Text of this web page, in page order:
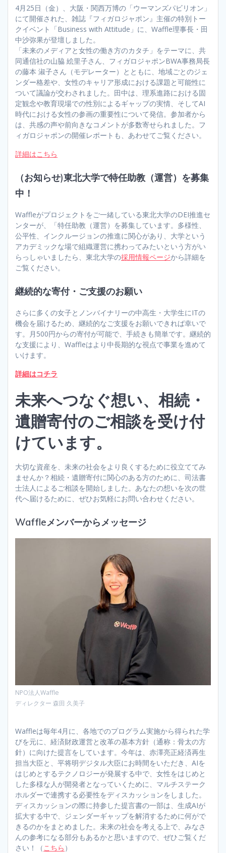
4月25日（金）、大阪・関西万博の「ウーマンズパビリオン」
にて開催された、雑誌『フィガロジャポン』主催の特別トー
クイベント「Business with Attitude」に、Waffle理事長・田
中沙弥果が登壇しました。
「未来のメディアと女性の働き方のカタチ」をテーマに、共
同通信社の山脇 絵里子さん、フィガロジャポンBWA事務局長
の藤本 淑子さん（モデレーター）とともに、地域ごとのジェ
ンダー格差や、女性のキャリア形成における課題と可能性に
ついて議論が交わされました。田中は、理系進路における固
定観念や教育現場での性別によるギャップの実情、そしてAI
時代における女性の参画の重要性について発信。参加者から
は、共感の声や前向きなコメントが多数寄せられました。フ
ィガロジャポンの開催レポートも、あわせてご覧ください。
詳細はこちら
（お知らせ)東北大学で特任助教（運営）を募集
中！
Waffleがプロジェクトをご一緒している東北大学のDEI推進セ
ンターが、「特任助教（運営）を募集しています。多様性、
公平性、インクルージョンの推進に関心があり、大学という
アカデミックな場で組織運営に携わってみたいという方がい
らっしゃいましたら、東北大学の採用情報ページから詳細を
ご覧ください。
継続的な寄付・ご支援のお願い
さらに多くの女子とノンバイナリーの中高生・大学生にITの
機会を届けるため、継続的なご支援をお願いできれば幸いで
す。月500円からの寄付が可能で、手続きも簡単です。継続的
な支援により、Waffleはより中長期的な視点で事業を進めて
いけます。
詳細はコチラ
未来へつなぐ想い、相続・
遺贈寄付のご相談を受け付
けています。
大切な資産を、未来の社会をより良くするために役立ててみ
ませんか？相続・遺贈寄付に関心のある方のために、司法書
士法人によるご相談を開始しました。あなたの想いを次の世
代へ届けるために、ぜひお気軽にお問い合わせください。
Waffleメンバーからメッセージ
NPO法人Waffle
ディレクター 森田 久美子
Waffleは毎年4月に、各地でのプログラム実施から得られた学
びを元に、経済財政運営と改革の基本方針（通称：骨太の方
針）に向けた提言をしています。今年は、赤澤亮正経済再生
担当大臣と、平将明デジタル大臣にお時間をいただき、AIを
はじめとするテクノロジーが発展する中で、女性をはじめと
した多様な人が開発者となっていくために、マルチステーク
ホルダーで連携する必要性をディスカッションをしました。
ディスカッションの際に持参した提言書の一部は、生成AIが
拡大する中で、ジェンダーギャップを解消するために何がで
きるのかをまとめました。未来の社会を考える上で、みなさ
んの参考になる部分もあるかと思いますので、ぜひご覧くだ
さい！（ こちら ）